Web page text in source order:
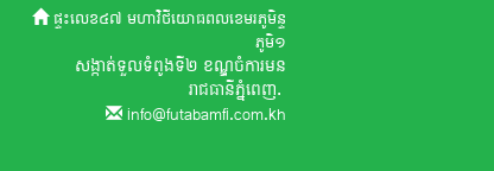
ផ្ទះលេខ៤៧ មហាវិថីយោធពលខេមរភូមិន្ទ
ភូមិ១
សង្កាត់ទួលទំពូងទី២ ខណ្ឌចំការមន
រាជធានីភ្នំពេញ.
info@futabamfi.com.kh